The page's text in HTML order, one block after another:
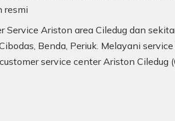
resmi
Service Ariston area Ciledug dan
Benda, Periuk. Melayani
service center Ariston Ciledug